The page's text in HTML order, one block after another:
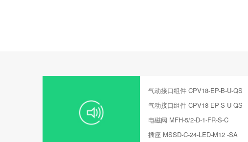
气动接口组件 CPV18-EP-B-U-QS
气动接口组件 CPV18-EP-S-U-QS
电磁阀 MFH-5/2-D-1-FR-S-C
插座 MSSD-C-24-LED-M12 -SA